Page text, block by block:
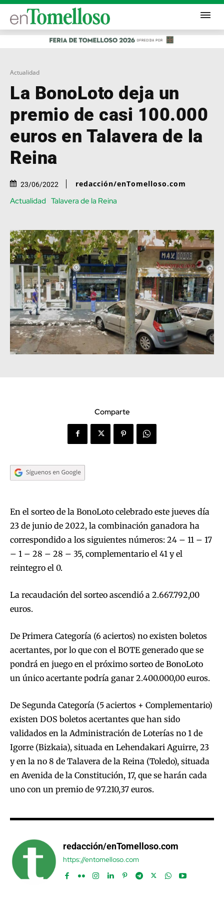
Actualidad
La BonoLoto deja un
premio de casi 100.000
euros en Talavera de la
Reina
23/06/2022 redacción/enTomelloso.com
Actualidad Talavera de la Reina
Comparte
En el sorteo de la BonoLoto celebrado este jueves día
23 de junio de 2022, la combinación ganadora ha
correspondido a los siguientes números: 24 – 11 – 17
– 1 – 28 – 28 – 35, complementario el 41 y el
reintegro el 0.
La recaudación del sorteo ascendió a 2.667.792,00
euros.
De Primera Categoría (6 aciertos) no existen boletos
acertantes, por lo que con el BOTE generado que se
pondrá en juego en el próximo sorteo de BonoLoto
un único acertante podría ganar 2.400.000,00 euros.
De Segunda Categoría (5 aciertos + Complementario)
existen DOS boletos acertantes que han sido
validados en la Administración de Loterías no 1 de
Igorre (Bizkaia), situada en Lehendakari Aguirre, 23
y en la no 8 de Talavera de la Reina (Toledo), situada
en Avenida de la Constitución, 17, que se harán cada
uno con un premio de 97.210,37 euros.
redacción/enTomelloso.com
https://entomelloso.com